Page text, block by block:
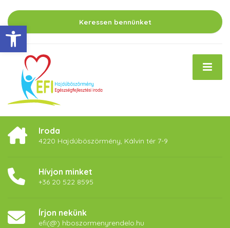
Eszköztár megnyitása
Keressen bennünket
Iroda
4220 Hajdúböszörmény, Kálvin tér 7-9
Hívjon minket
+36 20 522 8595
Írjon nekünk
efi(@) hboszormenyrendelo.hu